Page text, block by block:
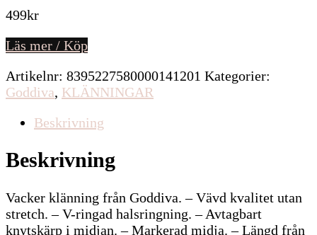
499kr
Läs mer / Köp
Artikelnr: 8395227580000141201 Kategorier:
Goddiva, KLÄNNINGAR
Beskrivning
Beskrivning
Vacker klänning från Goddiva. – Vävd kvalitet utan
stretch. – V-ringad halsringning. – Avtagbart
knytskärp i midjan. – Markerad midja. – Längd från